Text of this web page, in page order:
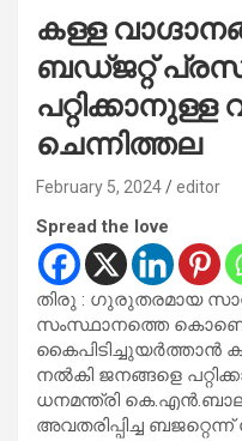
കള്ള
ബഡ്ജറ്റ്
ചെന്നിത്തല
February 5, 2024 editor
Spread the love
തിരു : ഗുരുതരമായ
സംസ്ഥാനത്തെ
കൈപിടിച്ചുയര്‍ത്താന്‍
നല്‍കി ജനങ്ങളെ
ധനമന്ത്രി
അവതരിപ്പിച്ച